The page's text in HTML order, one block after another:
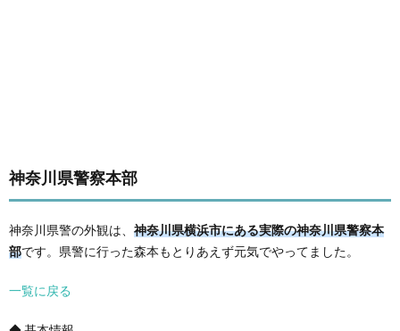
神奈川県警察本部
神奈川県警の外観は、 神奈川県横浜市にある実際の神奈川県警察本
部です。県警に行った森本もとりあえず元気でやってました。
一覧に戻る